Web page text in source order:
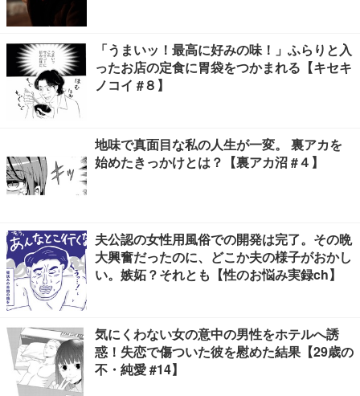
「うまいッ！最高に好みの味！」ふらりと入
ったお店の定食に胃袋をつかまれる【キセキ
ノコイ #８】
地味で真面目な私の人生が一変。 裏アカを
始めたきっかけとは？【裏アカ沼 #４】
夫公認の女性用風俗での開発は完了。その晩
大興奮だったのに、どこか夫の様子がおかし
い。嫉妬？それとも【性のお悩み実録ch】
気にくわない女の意中の男性をホテルへ誘
惑！失恋で傷ついた彼を慰めた結果【29歳の
不・純愛 #14】